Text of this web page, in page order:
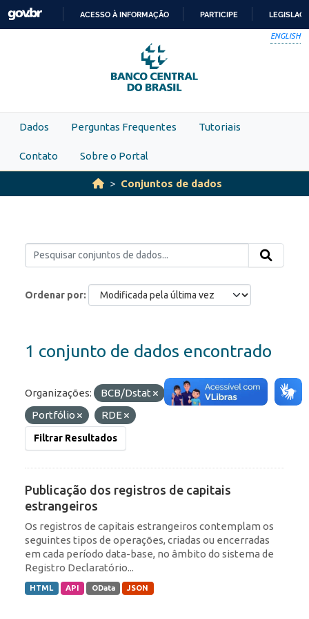
Skip to main content
PARA
O
CONTEÚDO
ACESSO À INFORMAÇÃO PARTICIPE
ENGLISH
Dados Perguntas Frequentes Tutoriais
Contato Sobre o Portal
Conjuntos de dados
Ordenar por
1 conjunto de dados encontrado
Organizações: BCB/Dstat
Etiquetas:
Portfólio
RDE
Filtrar Resultados
Publicação dos registros de capitais
estrangeiros
Os registros de capitais estrangeiros contemplam os
seguintes tipos de operações, criadas ou encerradas
em cada período data-base, no âmbito do sistema de
Registro Declaratório...
HTML API OData JSON